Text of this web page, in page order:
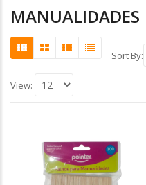
MANUALIDADES
Sort By:
View: